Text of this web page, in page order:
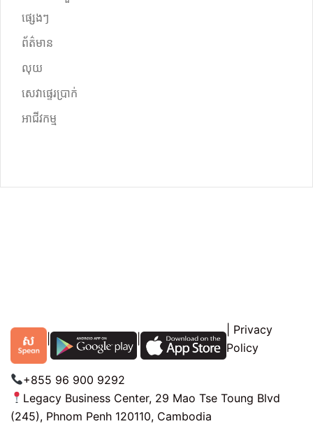
ផ្សេងៗ
ព័ត៌មាន
លុយ
សេវាផ្ទេរប្រាក់
អាជីវកម្ម
| |
Privacy
Policy
+855 96 900 9292
Legacy Business Center, 29 Mao Tse Toung Blvd
(245), Phnom Penh 120110, Cambodia